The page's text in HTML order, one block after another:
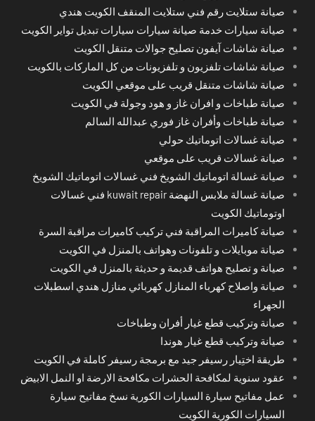
صيانة ستلايت رقم فني ستلايت المنقف الكويت هندي
صيانة سيارات خدمة صيانة سيارات سيارات تبديل تواير الكويت
صيانة شاشات آيفون تصليح جوالات متنقل الكويت
صيانة شاشات تلفزيون و تلفزيونات من كل الماركات بالكويت
صيانة شاشات متنقل قريب على موقعي الكويت
صيانة طباخات و افران غاز و هود وجولة في الكويت
صيانة طباخات وأفران غاز فوري عبدالله السالم
صيانة غسالات اتوماتيك حولي
صيانة غسالات قريب على موقعي
صيانة غسالة اتوماتيك الشويخ فني غسالات اتوماتيك الشويخ
صيانة غسالة ملابس النهضة kuwait repair فني غسالات
اوتوماتيك الكويت
صيانة كاميرات المراقبة فني تركيب كاميرات مراقبة السرة
صيانة موبايلات و تلفونات وهواتف بالمنزل في الكويت
صيانة و تصليح هواتف قديمة و حديثة بالمنزل في الكويت
صيانة واصلاح كهرباء المنازل كهربائي منازل هندي اسطبلات
الجهراء
صيانة وتركيب قطع غيار أفران وطباخات
صيانة وتركيب قطع غيار هوندا
طريقة اختِيار رسيفر جيد مع برمجة رسيفر كاملة في الكويت
عقود سنوية لمكافحة الحشرات مكافحة الارضة او النمل الابيض
عمل مفاتيح سيارة السيارات الكورية نسخ مفاتيح سيارة
السيارات الكورية الكويت